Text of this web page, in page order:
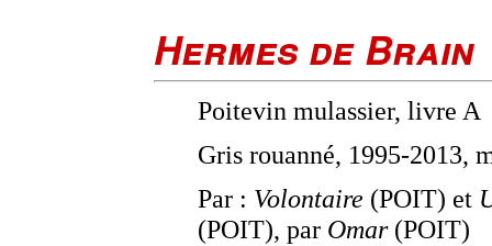
Hermes de Brain
Poitevin mulassier, livre A
Gris rouanné, 1995-2013,
Par : Volontaire (POIT) et
(POIT), par Omar(POIT)